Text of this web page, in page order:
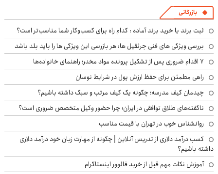
بازرگانی
ثبت برند یا خرید برند آماده : کدام راه برای کسب‌وکار شما مناسب‌تر است؟
بررسی ویژگی های فنی جرثقیل ها: هر بازرسی این ویژگی ها را باید بلد باشد
۷ اقدام ضروری پس از تشکیل پرونده مواد مخدر؛ راهنمای خانواده‌ها
راهی مطمئن برای حفظ ارزش پول در شرایط نوسان
چیدمان کیف مدرسه؛ چگونه یک کیف مرتب و سبک داشته باشیم؟
ناگفته‌های طلاق توافقی در ایران؛ چرا حضور وکیل متخصص ضروری است؟
روانشناس خوب در تهران با قیمت مناسب
کسب درآمد دلاری از تدریس آنلاین | چگونه از مهارت زبان خود درآمد دلاری
داشته باشیم؟
آموزش نکات مهم قبل از خرید فالوور اینستاگرام